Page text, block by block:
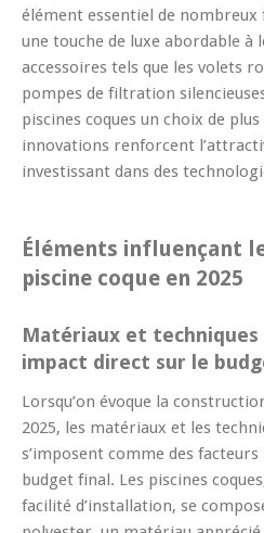
élément essentiel de
une touche de luxe abordable à
accessoires tels que les volets
pompes de filtration
piscines coques un choix de
innovations renforcent
investissant dans des
Éléments influençant
piscine coque en 2025
Matériaux et
impact direct sur le
Lorsqu’on évoque la
2025, les matériaux et les
s’imposent comme des
budget final. Les piscines
facilité d’installation, se